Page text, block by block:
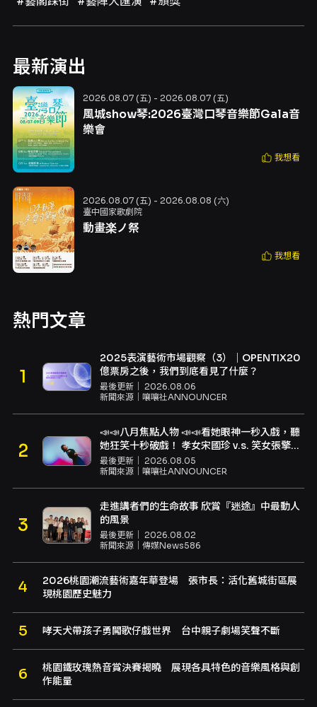
最新演出
2026.08.07 (五) - 2026.08.07 (五)
風城show琴:2026臺灣口琴音樂節Gala音
樂會
我想看
2026.08.07 (五) - 2026.08.08 (六)
臺中國家歌劇院
動畫楽ノ祭
我想看
熱門文章
2025表演藝術市場觀察（3）｜OPENTIX20
億票房之後，我們到底看見了什麼？
最後更新｜ 2026.08.06
新聞來源｜ 嚷嚷社ANNOUNCER
📣📣八月焦點人物 📣📣看她眼神一秒入戲，聽
她狂笑十秒破戲！ 孝女宋國珍 v.s. 笑女張擎
佳：本是同根生，相約壓車別太急
最後更新｜ 2026.08.05
新聞來源｜ 嚷嚷社ANNOUNCER
走進講者們的生命故事 欣賞『迷途』中最動人
的風景
最後更新｜ 2026.08.02
新聞來源｜ 傳媒News586
2026桃園潮流藝術嘉年華登場 張市長：活化舊城街區展
現桃園歷史魅力
哮天犬帶孩子勇闖歌仔戲世界 台中親子劇場笑聲不斷
桃園鐵玫瑰熱音賞決賽揭曉 展現各具特色的音樂風格與創
作能量